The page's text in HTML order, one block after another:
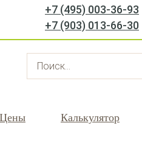
+7 (495) 003-36-93
+7 (903) 013-66-30
Цены Калькулятор